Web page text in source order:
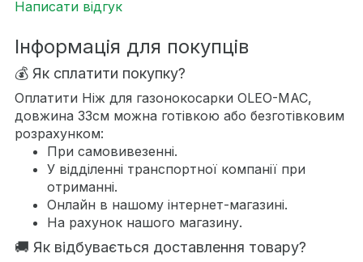
Написати відгук
Інформація для покупців
💰 Як сплатити покупку?
Оплатити Ніж для газонокосарки OLEO-MAC,
довжина 33см можна готівкою або безготівковим
розрахунком:
При самовивезенні.
У відділенні транспортної компанії при
отриманні.
Онлайн в нашому інтернет-магазині.
На рахунок нашого магазину.
🚚 Як відбувається доставлення товару?